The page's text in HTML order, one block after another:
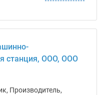
станция, ООО, ООО
Производитель,